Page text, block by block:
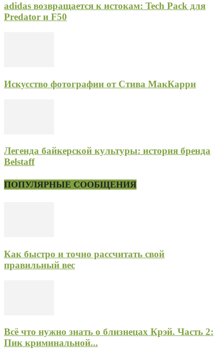
adidas возвращается к истокам: Tech Pack для
Predator и F50
Искусство фотографии от Стива МакКарри
Легенда байкерской культуры: история бренда
Belstaff
ПОПУЛЯРНЫЕ СООБЩЕНИЯ
Как быстро и точно рассчитать свой
правильный вес
Всё что нужно знать о близнецах Крэй. Часть 2:
Пик криминальной...